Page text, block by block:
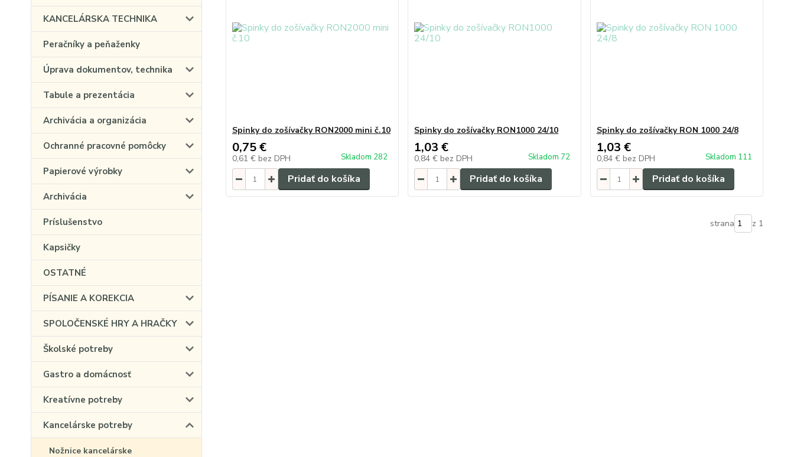
KANCELÁRSKA TECHNIKA
Peračníky a peňaženky
Úprava dokumentov, technika
Tabule a prezentácia
Archivácia a organizácia
Ochranné pracovné pomôcky
Papierové výrobky
Archivácia
Príslušenstvo
Kapsičky
OSTATNÉ
PÍSANIE A KOREKCIA
SPOLOČENSKÉ HRY A HRAČKY
Školské potreby
Gastro a domácnosť
Kreatívne potreby
Kancelárske potreby
Nožnice kancelárske
Spinky do zošívačky RON2000 mini č.10
0,75 €
0,61 € bez DPH Skladom 282
Pridať do košíka
Spinky do zošívačky RON1000 24/10
1,03 €
0,84 € bez DPH Skladom 72
Pridať do košíka
Spinky do zošívačky RON 1000 24/8
1,03 €
0,84 € bez DPH Skladom 111
Pridať do košíka
strana z 1